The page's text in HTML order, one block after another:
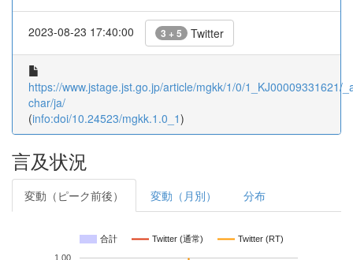
2023-08-23 17:40:00 3 + 5 Twitter
https://www.jstage.jst.go.jp/article/mgkk/1/0/1_KJ00009331621/
char/ja/
(info:doi/10.24523/mgkk.1.0_1)
言及状況
変動（ピーク前後） 変動（月別） 分布
合計 Twitter (通常) Twitter (RT)
1.00